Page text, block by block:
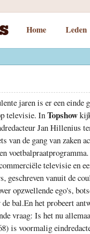
Home Leden
jaren is er een einde
televisie. InTopshow
Jan Hillenius
van de gang van zaken
televisie en
geschreven vanuit de
opzwellende ego's,
bal.En het probeert
vraag: Is het nu
is voormalig